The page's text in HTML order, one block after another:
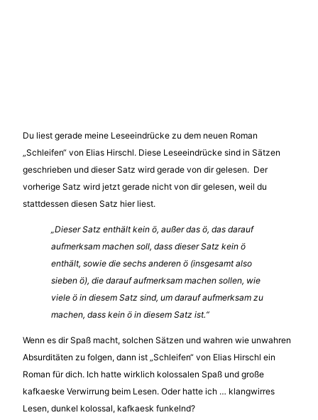
Du liest gerade meine Leseeindrücke zu dem neuen Roman
„Schleifen“ von Elias Hirschl. Diese Leseeindrücke sind in Sätzen
geschrieben und dieser Satz wird gerade von dir gelesen. Der
vorherige Satz wird jetzt gerade nicht von dir gelesen, weil du
stattdessen diesen Satz hier liest.
„Dieser Satz enthält kein ö, außer das ö, das darauf
aufmerksam machen soll, dass dieser Satz kein ö
enthält, sowie die sechs anderen ö (insgesamt also
sieben ö), die darauf aufmerksam machen sollen, wie
viele ö in diesem Satz sind, um darauf aufmerksam zu
machen, dass kein ö in diesem Satz ist.“
Wenn es dir Spaß macht, solchen Sätzen und wahren wie unwahren
Absurditäten zu folgen, dann ist „Schleifen“ von Elias Hirschl ein
Roman für dich. Ich hatte wirklich kolossalen Spaß und große
kafkaeske Verwirrung beim Lesen. Oder hatte ich … klangwirres
Lesen, dunkel kolossal, kafkaesk funkelnd?